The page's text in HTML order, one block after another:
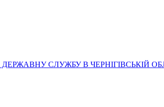
СЛУЖБУ В ЧЕРНІГІВСЬКІЙ